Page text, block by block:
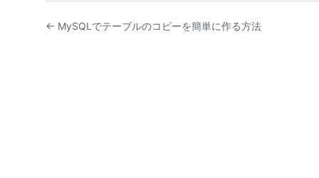
← MySQLでテーブルのコピーを簡単に作る方法